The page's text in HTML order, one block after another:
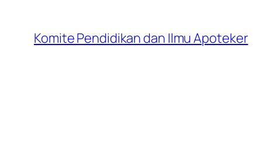
content
Komite Pendidikan dan Ilmu Apoteker